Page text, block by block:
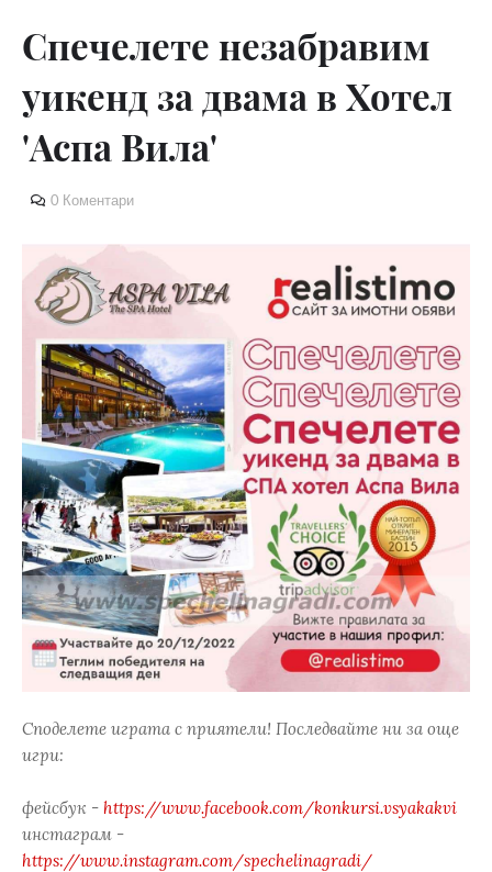
Спечелете незабравим
уикенд за двама в Хотел
'Аспа Вила'
0 Коментари
Споделете играта с приятели! Последвайте ни за още
игри:
фейсбук - https://www.facebook.com/konkursi.vsyakakvi
инстаграм -
https://www.instagram.com/spechelinagradi/